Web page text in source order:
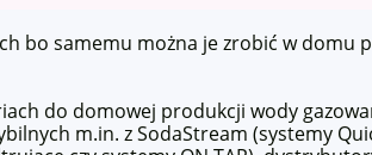
bo samemu można je zrobić w
do domowej produkcji wody
m.in. z SodaStream (systemy